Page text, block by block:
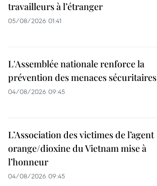
travailleurs à l’étranger
05/08/2026 01:41
L'Assemblée nationale renforce la
prévention des menaces sécuritaires
04/08/2026 09:45
L’Association des victimes de l’agent
orange/dioxine du Vietnam mise à
l’honneur
04/08/2026 09:45